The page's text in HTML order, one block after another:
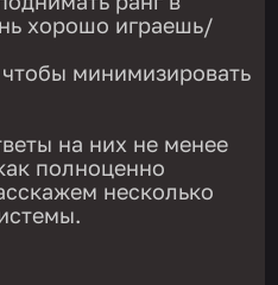
хорошо играешь/
минимизировать
на них не менее
полноценно
несколько